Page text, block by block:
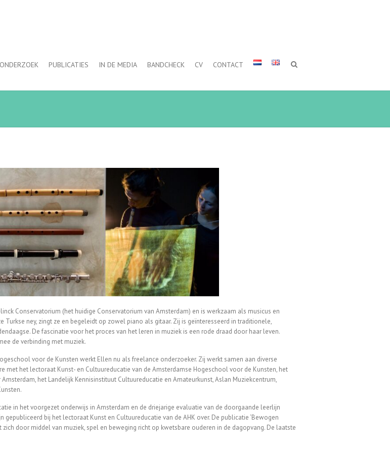
ONDERZOEK PUBLICATIES IN DE MEDIA BANDCHECK CV CONTACT
Conservatorium (het huidige Conservatorium van Amsterdam) en is werkzaam als musicus en
ney, zingt ze en begeleidt op zowel piano als gitaar. Zij is geïnteresseerd in traditionele,
De fascinatie voor het proces van het leren in muziek is een rode draad door haar leven.
de verbinding met muziek.
voor de Kunsten werkt Ellen nu als freelance onderzoeker. Zij werkt samen aan diverse
met het lectoraat Kunst- en Cultuureducatie van de Amsterdamse Hogeschool voor de Kunsten, het
het Landelijk Kennisinstituut Cultuureducatie en Amateurkunst, Aslan Muziekcentrum,
in het voorgezet onderwijs in Amsterdam en de driejarige evaluatie van de doorgaande leerlijn
bij het lectoraat Kunst en Cultuureducatie van de AHK over. De publicatie ‘Bewogen
zich door middel van muziek, spel en beweging richt op kwetsbare ouderen in de dagopvang. De laatste